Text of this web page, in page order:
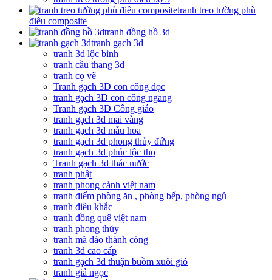
tranh treo tường phù
điêu composite
tranh đồng hồ 3d
tranh gạch 3d
tranh 3d lộc bình
tranh cầu thang 3d
tranh cọ vẽ
Tranh gạch 3D con công dọc
tranh gạch 3D con công ngang
Tranh gạch 3D Công giáo
tranh gạch 3d mai vàng
tranh gạch 3d mẫu hoa
tranh gạch 3d phong thủy đứng
tranh gạch 3d phúc lộc thọ
Tranh gạch 3d thác nước
tranh phật
tranh phong cảnh việt nam
tranh điểm phòng ăn , phòng bếp, phòng ngủ
tranh điêu khắc
tranh đồng quê việt nam
tranh phong thủy
tranh mã đáo thành công
tranh 3d cao cấp
tranh gạch 3d thuận buồm xuôi gió
tranh giả ngọc